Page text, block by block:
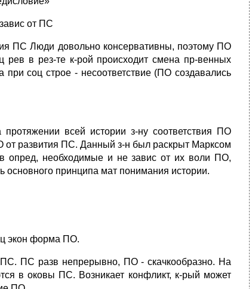
от ПС
ПС Люди довольно консервативны, поэтому ПО
рев в рез-те к-рой происходит смена пр-венных
соц строе - несоответствие (ПО создавались
всей истории з-ну соответствия ПО
развития ПС. Данный з-н был раскрыт Марксом
необходимые и не завис от их воли ПО,
принципа мат понимания истории.
экон форма ПО.
ПС разв непрерывно, ПО - скачкообразно. На
в оковы ПС. Возникает конфликт, к-рый может